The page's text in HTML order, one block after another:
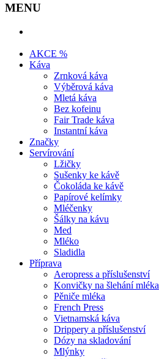
MENU
AKCE %
Káva
Zrnková káva
Výběrová káva
Mletá káva
Bez kofeinu
Fair Trade káva
Instantní káva
Značky
Servírování
Lžičky
Sušenky ke kávě
Čokoláda ke kávě
Papírové kelímky
Mléčenky
Šálky na kávu
Med
Mléko
Sladidla
Příprava
Aeropress a příslušenství
Konvičky na šlehání mléka
Pěniče mléka
French Press
Vietnamská káva
Drippery a příslušenství
Dózy na skladování
Mlýnky